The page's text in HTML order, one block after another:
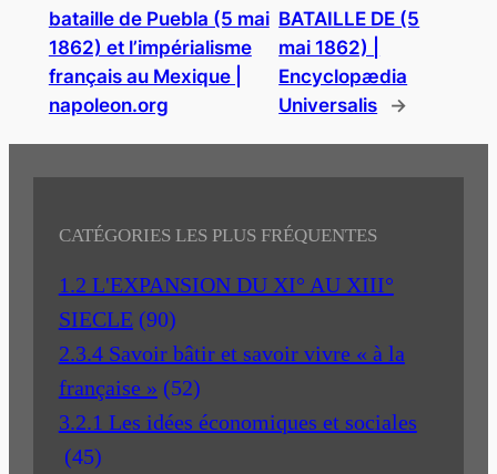
bataille de Puebla (5 mai
1862) et l’impérialisme
français au Mexique |
napoleon.org
BATAILLE DE (5
mai 1862) |
Encyclopædia
Universalis
→
CATÉGORIES LES PLUS FRÉQUENTES
1.2 L'EXPANSION DU XI° AU XIII°
SIECLE (90)
2.3.4 Savoir bâtir et savoir vivre « à la
française » (52)
3.2.1 Les idées économiques et sociales
(45)